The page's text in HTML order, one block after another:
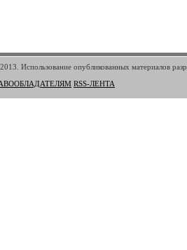
Использование опубликованных материалов
RSS-ЛЕНТА